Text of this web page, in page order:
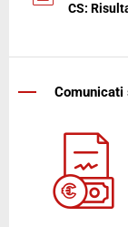
CS:
Comunicati